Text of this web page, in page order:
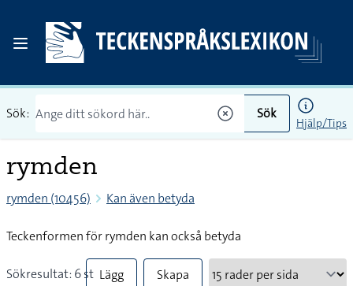
Sök: Sök
Hjälp/Tips
rymden
rymden (10456) Kan även betyda
Teckenformen för rymden kan också betyda
Sökresultat: 6 st Lägg
Skapa